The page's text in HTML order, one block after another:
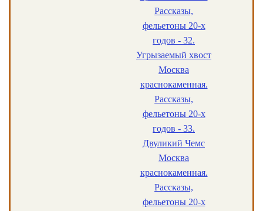
Рассказы,
фельетоны 20-х
годов - 32.
Угрызаемый хвост
Москва
краснокаменная.
Рассказы,
фельетоны 20-х
годов - 33.
Двуликий Чемс
Москва
краснокаменная.
Рассказы,
фельетоны 20-х